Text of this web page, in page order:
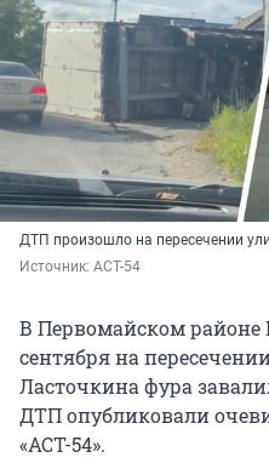
ДТП произошло на пересечении
Источник: АСТ-54
В Первомайском районе
сентября на
Ласточкина фура
ДТП опубликовали
«АСТ-54».